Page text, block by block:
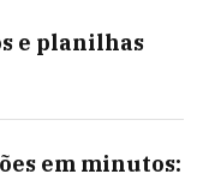
e planilhas
em minutos: